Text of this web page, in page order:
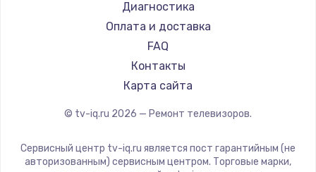
Замена видеокарты
1600 руб.
Заказать
Ремонт разъема питания
880 руб.
Заказать
Hyundai
Doffler
Hiper
Grundig
HITACHI
Yandex
Диагностика
Оплата и доставка
FAQ
Контакты
Карта сайта
© tv-iq.ru 2026 — Ремонт телевизоров.
Сервисный центр tv-iq.ru является пост гарантийным (не
авторизованным) сервисным центром. Торговые марки,